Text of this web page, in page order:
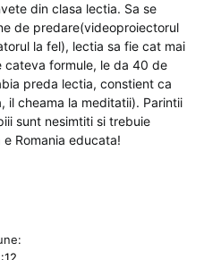
din clasa lectia. Sa se
de predare(videoproiectorul
la fel), lectia sa fie cat mai
formule, le da 40 de
preda lectia, constient ca
il cheama la meditatii). Parintii
sunt nesimtiti si trebuie
Romania educata!